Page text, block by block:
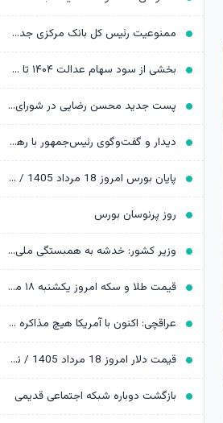
ممنوعیت رئیس کل بانک مرکزی جدی شد؛ پول اضافه نداریم!
بخشی از سود سهام عدالت ۱۴۰۴ تا هفته دولت واریز می‌شود
پست جدید محسن رضایی در شورای عالی امنیت ملی
دیدار و گفت‌وگوی رئیس‌جمهور با رهبر معظم انقلاب درباره مسائل اقتصادی و نظامی کشور
پایان بورس امروز 18 مرداد 1405 / سقف تاریخی ارزش معاملات خرد شکسته شد
روز پرنوسان بورس
وزیر کشور: خدشه به همبستگی ملی گناهی نابخشودنی است
قیمت طلا و سکه امروز یکشنبه ۱۸ مرداد ۱۴۰۵ / اصلاح قیمت‌ها در بازار طلا ادامه دارد
عراقچی: اکنون با آمریکا هیچ مذاکره ای نداریم
قیمت دلار امروز 18 مرداد 1405 / نوسان دلار در کریدور 180 هزار تومانی
بازگشت دوباره شبکه اجتماعی قدیمی